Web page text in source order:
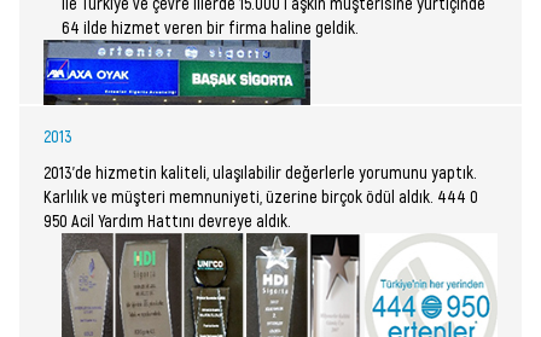
64 ilde hizmet veren bir firma haline geldik.
2013
2013’de hizmetin kaliteli, ulaşılabilir değerlerle yorumunu yaptık.
Karlılık ve müşteri memnuniyeti, üzerine birçok ödül aldık. 444 0
950 Acil Yardım Hattını devreye aldık.